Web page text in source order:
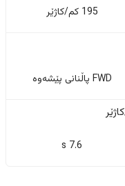
195 کم/کاژێر
FWD پاڵنانی پێشەوە
7.6 s